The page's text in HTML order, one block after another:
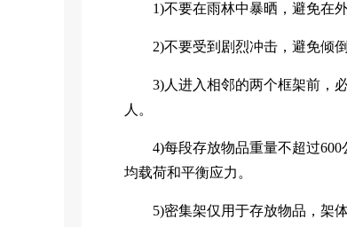
1)不要在雨林中暴晒，避免在外
2)不要受到剧烈冲击，避免倾倒
3)人进入相邻的两个框架前，必
人。
4)每段存放物品重量不超过600
均载荷和平衡应力。
5)密集架仅用于存放物品，架体